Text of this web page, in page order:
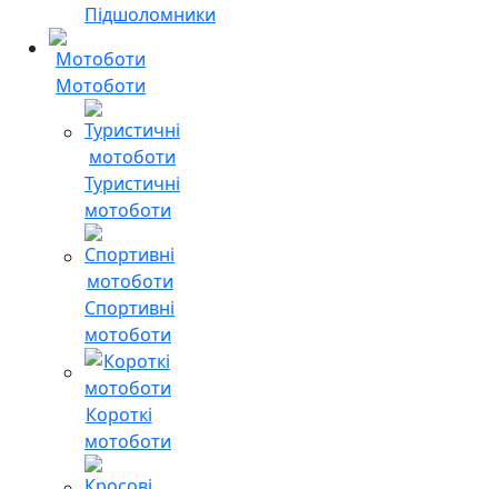
Підшоломники
Мотоботи
Туристичні
мотоботи
Спортивні
мотоботи
Короткі
мотоботи